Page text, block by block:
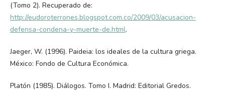
(Tomo 2). Recuperado de:
http://eudoroterrones.blogspot.com.co/2009/03/acusacion-
defensa-condena-y-muerte-de.html.
Jaeger, W. (1996). Paideia: los ideales de la cultura griega.
México: Fondo de Cultura Económica.
Platón (1985). Diálogos. Tomo I. Madrid: Editorial Gredos.